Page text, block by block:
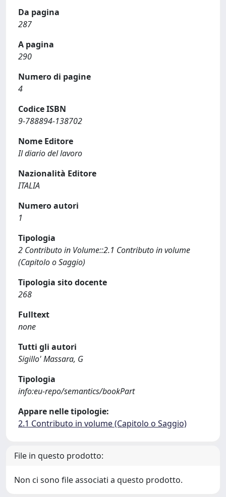
Da pagina
287
A pagina
290
Numero di pagine
4
Codice ISBN
9-788894-138702
Nome Editore
Il diario del lavoro
Nazionalità Editore
ITALIA
Numero autori
1
Tipologia
2 Contributo in Volume::2.1 Contributo in volume
(Capitolo o Saggio)
Tipologia sito docente
268
Fulltext
none
Tutti gli autori
Sigillo' Massara, G
Tipologia
info:eu-repo/semantics/bookPart
Appare nelle tipologie:
2.1 Contributo in volume (Capitolo o Saggio)
File in questo prodotto:
Non ci sono file associati a questo prodotto.